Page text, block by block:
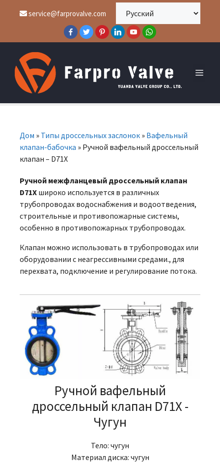
service@farprovalve.com
Дом » Типы дроссельных заслонок » Вафельный
клапан-бабочка » Ручной вафельный дроссельный
клапан – D71X
Ручной межфланцевый дроссельный клапан
D71X широко используется в различных
трубопроводах водоснабжения и водоотведения,
строительные и противопожарные системы,
особенно в противопожарных трубопроводах.
Клапан можно использовать в трубопроводах или
оборудовании с неагрессивными средами., для
перехвата, подключение и регулирование потока.
Ручной вафельный
дроссельный клапан D71X -
Чугун
Тело: чугун
Материал диска: чугун